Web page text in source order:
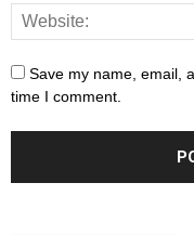
Save my name, email,
time I comment.